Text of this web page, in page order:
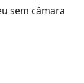
sem câmara